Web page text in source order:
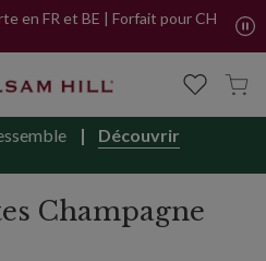
en FR et BE | Forfait pour CH
Découvrir
Champagne
LED | Balsam Hill